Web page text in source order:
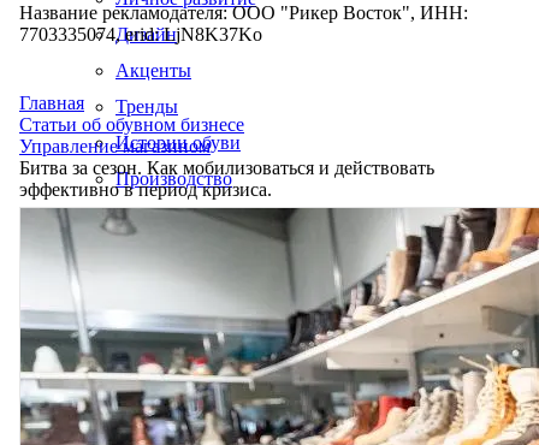
Дизайн
Акценты
Тренды
Истории обуви
Производство
Название рекламодателя: ООО "Рикер Восток", ИНН:
7703335074, erid: LjN8K37Ko
Главная
Статьи об обувном бизнесе
Управление магазином
Битва за сезон. Как мобилизоваться и действовать
эффективно в период кризиса.